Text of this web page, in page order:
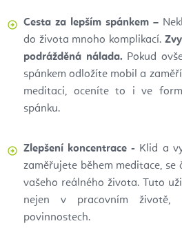
Cesta za lepším spánkem –
do života mnoho komplikací.
podrážděná nálada. Pokud
spánkem odložíte mobil a
meditaci, oceníte to i ve
spánku.
Zlepšení koncentrace - Klid a
zaměřujete během meditace, se
vašeho reálného života. Tuto
nejen v pracovním
povinnostech.